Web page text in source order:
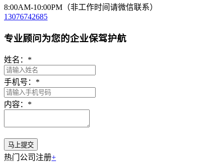
8:00AM-10:00PM（非工作时间请微信联系）
13076742685
专业顾问为您的企业保驾护航
姓名： *
手机号： *
内容： *
热门公司注册+